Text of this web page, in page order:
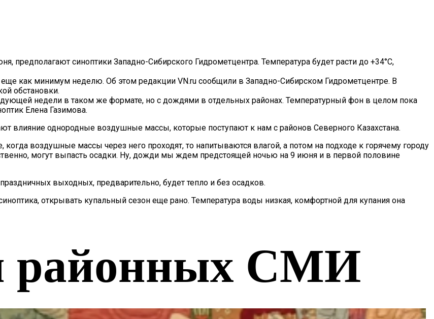
предполагают синоптики Западно-Сибирского Гидрометцентра. Температура будет расти до +34°С,
как минимум неделю. Об этом редакции VN.ru сообщили в Западно-Сибирском Гидрометцентре. В
обстановки.
недели в таком же формате, но с дождями в отдельных районах. Температурный фон в целом пока
Елена Газимова.
влияние однородные воздушные массы, которые поступают к нам с районов Северного Казахстана.
воздушные массы через него проходят, то напитываются влагой, а потом на подходе к горячему городу
могут выпасть осадки. Ну, дожди мы ждем предстоящей ночью на 9 июня и в первой половине
выходных, предварительно, будет тепло и без осадков.
открывать купальный сезон еще рано. Температура воды низкая, комфортной для купания она